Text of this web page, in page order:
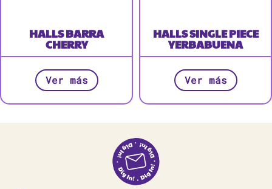
HALLS BARRA
CHERRY
Ver más
HALLS SINGLE PIECE
YERBABUENA
Ver más